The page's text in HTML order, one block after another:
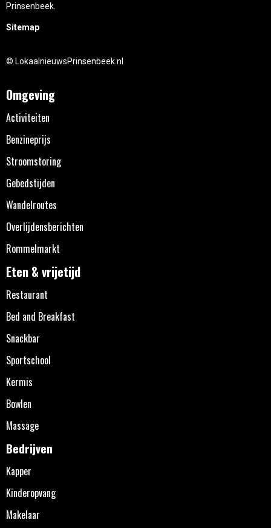
Prinsenbeek.
Sitemap
© LokaalnieuwsPrinsenbeek.nl
Omgeving
Activiteiten
Benzineprijs
Stroomstoring
Gebedstijden
Wandelroutes
Overlijdensberichten
Rommelmarkt
Eten & vrijetijd
Restaurant
Bed and Breakfast
Snackbar
Sportschool
Kermis
Bowlen
Massage
Bedrijven
Kapper
Kinderopvang
Makelaar